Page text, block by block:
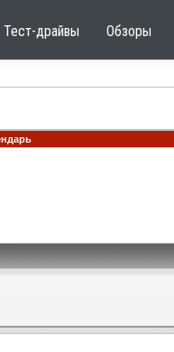
Тест-драйвы Обзоры